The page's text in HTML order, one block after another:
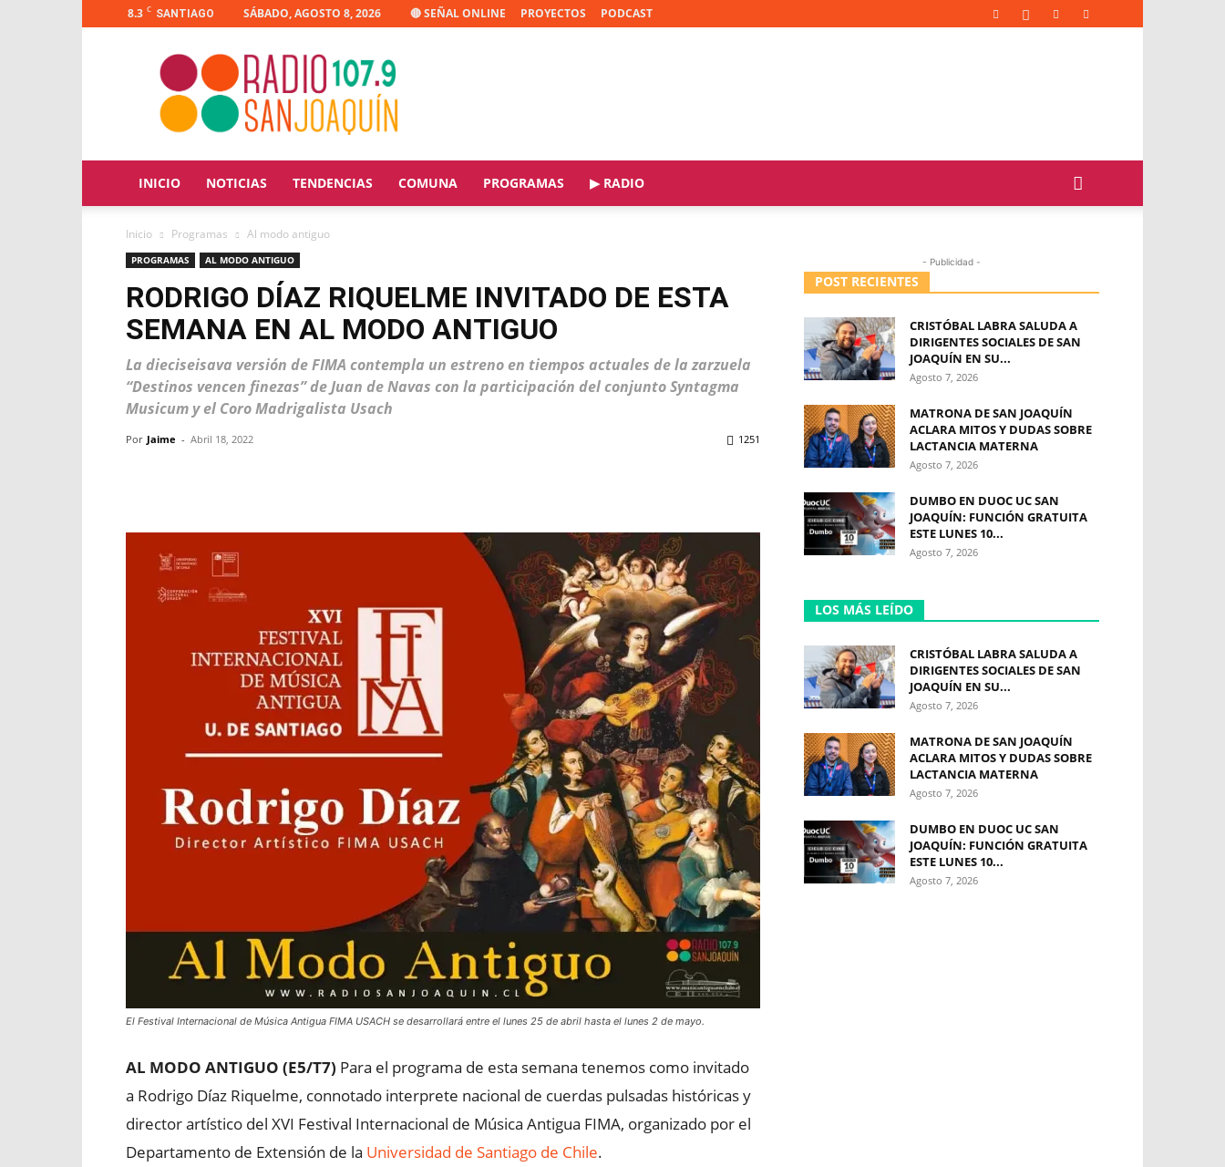
8.3 C SANTIAGO SÁBADO, AGOSTO 8, 2026 🔴 SEÑAL ONLINE PROYECTOS PODCAST
Radio
Joaquín
INICIO NOTICIAS TENDENCIAS COMUNA PROGRAMAS ▶ RADIO
Inicio Programas Al modo antiguo
PROGRAMAS AL MODO ANTIGUO
RODRIGO DÍAZ RIQUELME INVITADO DE ESTA
SEMANA EN AL MODO ANTIGUO
La dieciseisava versión de FIMA contempla un estreno en tiempos actuales de la zarzuela
“Destinos vencen finezas” de Juan de Navas con la participación del conjunto Syntagma
Musicum y el Coro Madrigalista Usach
Por Jaime - Abril 18, 2022 1251
El Festival Internacional de Música Antigua FIMA USACH se desarrollará entre el lunes 25 de abril hasta el lunes 2 de mayo.
AL MODO ANTIGUO (E5/T7) Para el programa de esta semana tenemos como invitado
a Rodrigo Díaz Riquelme, connotado interprete nacional de cuerdas pulsadas históricas y
director artístico del XVI Festival Internacional de Música Antigua FIMA, organizado por el
Departamento de Extensión de la Universidad de Santiago de Chile.
- Publicidad -
POST RECIENTES
CRISTÓBAL LABRA SALUDA A
DIRIGENTES SOCIALES DE SAN
JOAQUÍN EN SU...
Agosto 7, 2026
MATRONA DE SAN JOAQUÍN
ACLARA MITOS Y DUDAS SOBRE
LACTANCIA MATERNA
Agosto 7, 2026
DUMBO EN DUOC UC SAN
JOAQUÍN: FUNCIÓN GRATUITA
ESTE LUNES 10...
Agosto 7, 2026
LOS MÁS LEÍDO
CRISTÓBAL LABRA SALUDA A
DIRIGENTES SOCIALES DE SAN
JOAQUÍN EN SU...
Agosto 7, 2026
MATRONA DE SAN JOAQUÍN
ACLARA MITOS Y DUDAS SOBRE
LACTANCIA MATERNA
Agosto 7, 2026
DUMBO EN DUOC UC SAN
JOAQUÍN: FUNCIÓN GRATUITA
ESTE LUNES 10...
Agosto 7, 2026